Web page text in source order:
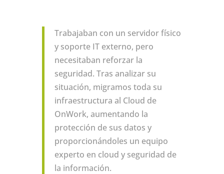
Trabajaban con un servidor físico
y soporte IT externo, pero
necesitaban reforzar la
seguridad. Tras analizar su
situación, migramos toda su
infraestructura al Cloud de
OnWork, aumentando la
protección de sus datos y
proporcionándoles un equipo
experto en cloud y seguridad de
la información.